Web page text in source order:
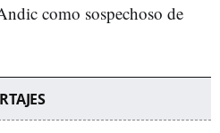
como sospechoso de